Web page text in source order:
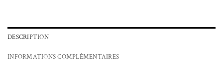
DESCRIPTION
INFORMATIONS COMPLÉMENTAIRES